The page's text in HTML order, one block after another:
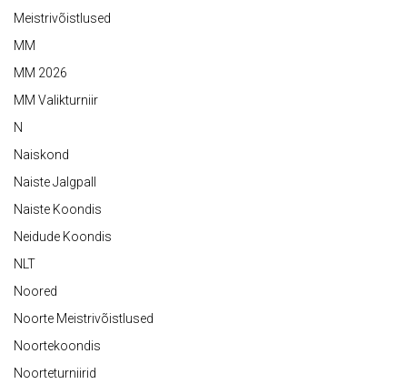
Meistrivõistlused
MM
MM 2026
MM Valikturniir
N
Naiskond
Naiste Jalgpall
Naiste Koondis
Neidude Koondis
NLT
Noored
Noorte Meistrivõistlused
Noortekoondis
Noorteturniirid